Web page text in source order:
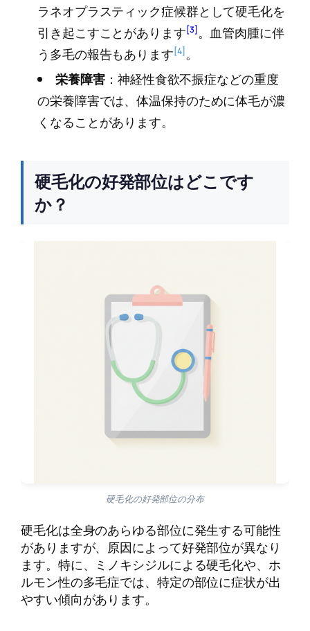
ラネオプラスティック症候群として硬毛化を
引き起こすことがあります[3]。血管肉腫に伴
う多毛の報告もあります[4]。
栄養障害 ：神経性食欲不振症などの重度
の栄養障害では、体温保持のために体毛が濃
くなることがあります。
硬毛化の好発部位はどこです
か？
硬毛化の好発部位の分布
硬毛化は全身のあらゆる部位に発生する可能性
がありますが、原因によって好発部位が異なり
ます。特に、ミノキシジルによる硬毛化や、ホ
ルモン性の多毛症では、特定の部位に症状が出
やすい傾向があります。